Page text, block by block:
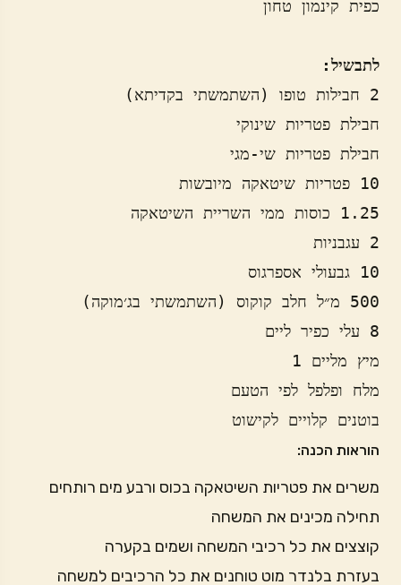
לתבשיל:
בוטנים קלויים לקישוט
הוראות הכנה:
משרים את פטריות השיטאקה בכוס ורבע מים רותחים
תחילה מכינים את המשחה
קוצצים את כל רכיבי המשחה ושמים בקערה
בעזרת בלנדר מוט טוחנים את כל הרכיבים למשחה